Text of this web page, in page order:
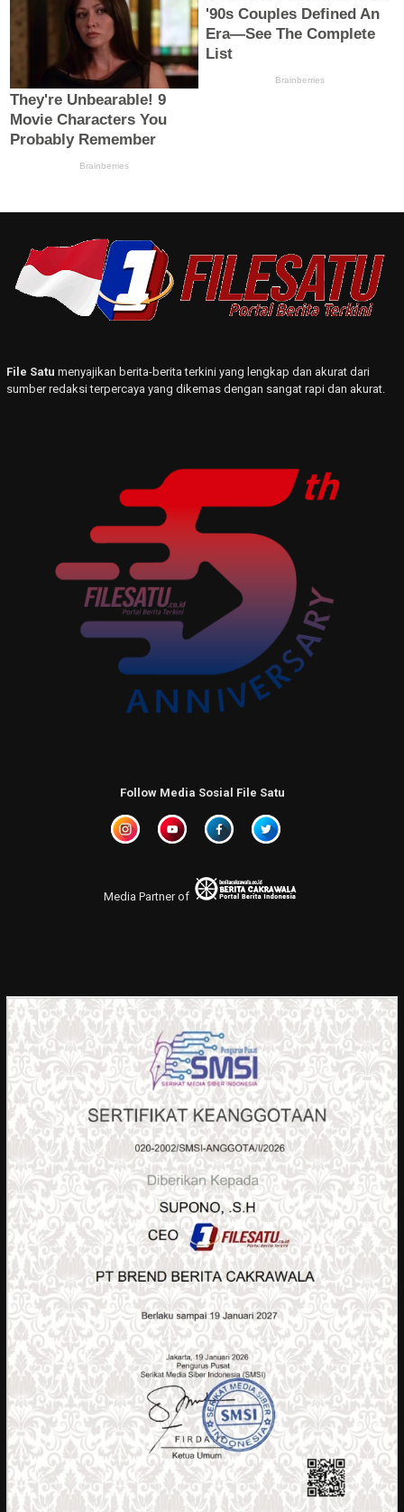
File Satu menyajikan berita-berita terkini yang lengkap dan akurat dari
sumber redaksi terpercaya yang dikemas dengan sangat rapi dan akurat.
Follow Media Sosial File Satu
Media Partner of